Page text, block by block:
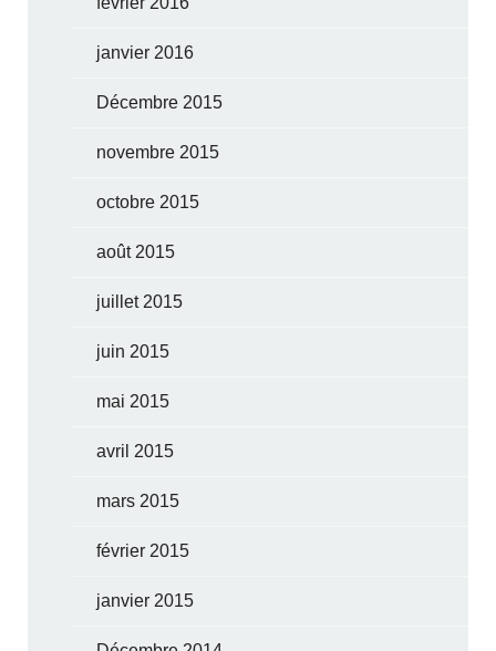
janvier 2016
Décembre 2015
novembre 2015
octobre 2015
août 2015
juillet 2015
juin 2015
mai 2015
avril 2015
mars 2015
février 2015
janvier 2015